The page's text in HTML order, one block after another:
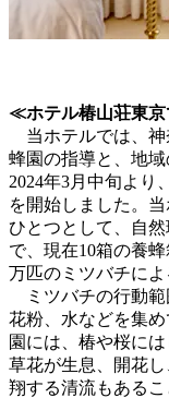
≪ホテル椿山荘東
当ホテルでは、神
蜂園の指導と、地域
2024年3月中旬より
を開始しました。
ひとつとして、自
で、現在10箱の養
万匹のミツバチによ
ミツバチの行動範
花粉、水などを集
園には、椿や桜に
草花が生息、開花
翔する清流もある